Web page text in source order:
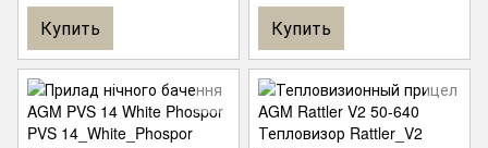
Купить Купить